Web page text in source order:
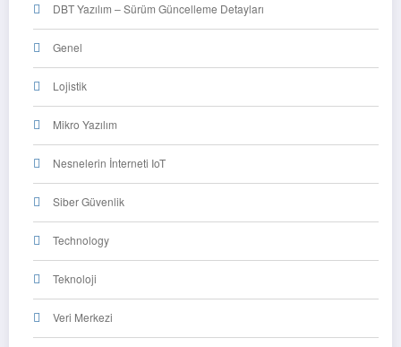
DBT Yazılım – Sürüm Güncelleme Detayları
Genel
Lojistik
Mikro Yazılım
Nesnelerin İnterneti IoT
Siber Güvenlik
Technology
Teknoloji
Veri Merkezi